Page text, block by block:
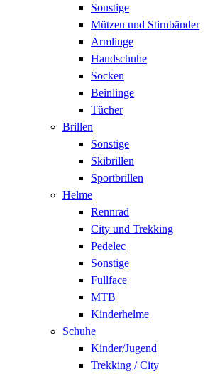
Sonstige
Mützen und Stirnbänder
Armlinge
Handschuhe
Socken
Beinlinge
Tücher
Brillen
Sonstige
Skibrillen
Sportbrillen
Helme
Rennrad
City und Trekking
Pedelec
Sonstige
Fullface
MTB
Kinderhelme
Schuhe
Kinder/Jugend
Trekking / City